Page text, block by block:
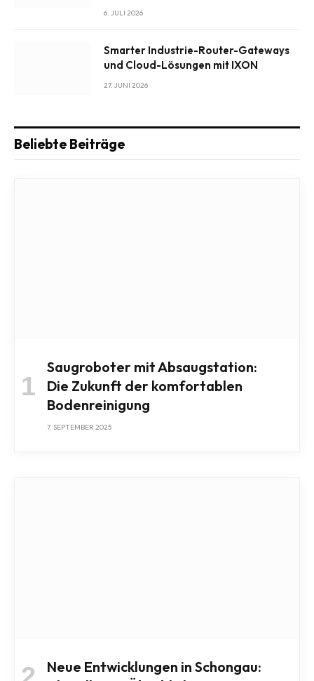
6. JULI 2026
Smarter Industrie-Router-Gateways
und Cloud-Lösungen mit IXON
27. JUNI 2026
Beliebte Beiträge
Saugroboter mit Absaugstation:
Die Zukunft der komfortablen
Bodenreinigung
7. SEPTEMBER 2025
Neue Entwicklungen in Schongau: